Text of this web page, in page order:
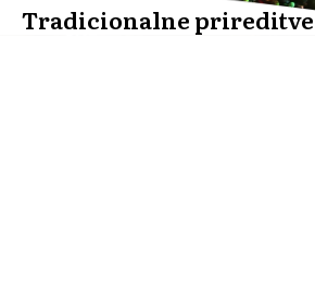
Tradicionalne prireditve